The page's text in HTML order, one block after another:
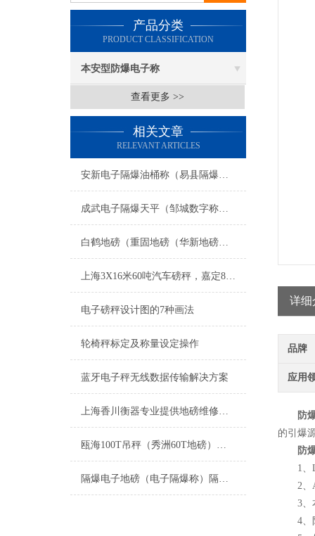
产品分类
PRODUCT CLASSIFICATION
本安型防爆电子称
查看更多 >>
相关文章
RELEVANT ARTICLES
安新电子隔爆油桶称（易县隔爆称）曲阳隔爆桌秤维修
成武电子隔爆天平（邹城数字称重模块）曹县地磅）寒亭防爆电子台称维修
白鹤地磅（重固地磅（华新地磅（徐泾地磅）赵巷地磅）朱家角地磅维修
上海3X16米60吨汽车磅秤，嘉定80吨地磅，浦东100吨电子磅
电子磅秤设计图的7种画法
轮椅秤标定及称量设定操作
蓝牙电子秤无线数据传输解决方案
上海香川衡器专业提供地磅维修服务
瓯海100T吊秤（秀洲60T地磅）衢州150T汽车衡）福建汽车磅秤维修
隔爆电子地磅（电子隔爆称）隔爆电子衡器维修
详细
品牌
应用
防
的引爆
防
1、
2、
3、本
4、防